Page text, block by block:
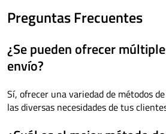
Preguntas Frecuentes
¿Se pueden ofrecer
envío?
Sí, ofrecer una variedad de métodos
las diversas necesidades de tus